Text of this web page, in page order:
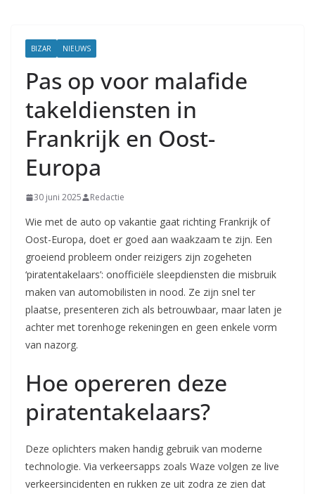
BIZAR NIEUWS
Pas op voor malafide
takeldiensten in
Frankrijk en Oost-
Europa
30 juni 2025 Redactie
Wie met de auto op vakantie gaat richting Frankrijk of
Oost-Europa, doet er goed aan waakzaam te zijn. Een
groeiend probleem onder reizigers zijn zogeheten
‘piratentakelaars’: onofficiële sleepdiensten die misbruik
maken van automobilisten in nood. Ze zijn snel ter
plaatse, presenteren zich als betrouwbaar, maar laten je
achter met torenhoge rekeningen en geen enkele vorm
van nazorg.
Hoe opereren deze
piratentakelaars?
Deze oplichters maken handig gebruik van moderne
technologie. Via verkeersapps zoals Waze volgen ze live
verkeersincidenten en rukken ze uit zodra ze zien dat